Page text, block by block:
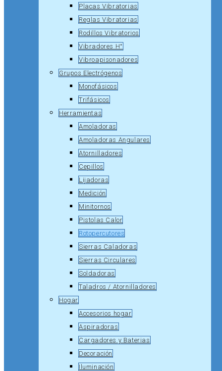
Placas Vibratorias
Reglas Vibratorias
Rodillos Vibratorios
Vibradores H°
Vibroapisonadores
Grupos Electrógenos
Monofásicos
Trifásicos
Herramientas
Amoladoras
Amoladoras Angulares
Atornilladores
Cepillos
Lijadoras
Medición
Minitornos
Pistolas Calor
Rotopercutores
Sierras Caladoras
Sierras Circulares
Soldadoras
Taladros / Atornilladores
Hogar
Accesorios hogar
Aspiradoras
Cargadores y Baterias
Decoración
Iluminación